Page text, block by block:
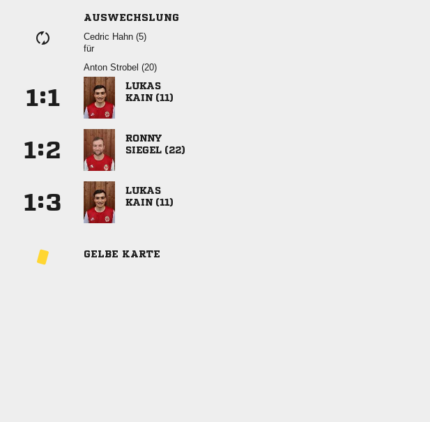
AUSWECHSLUNG
  
für
  
:

 
:

 
:

 
GELBE KARTE